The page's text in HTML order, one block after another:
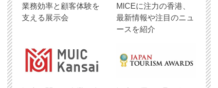
業務効率と顧客体験を
支える展示会
MICEに注力の香港、
最新情報や注目のニュ
ースを紹介